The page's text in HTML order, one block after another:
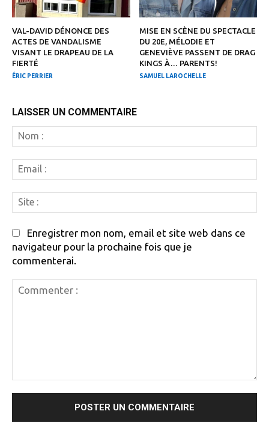
VAL-DAVID DÉNONCE DES
ACTES DE VANDALISME
VISANT LE DRAPEAU DE LA
FIERTÉ
ÉRIC PERRIER
MISE EN SCÈNE DU SPECTACLE
DU 20E, MÉLODIE ET
GENEVIÈVE PASSENT DE DRAG
KINGS À… PARENTS!
SAMUEL LAROCHELLE
LAISSER UN COMMENTAIRE
:
:
:
Enregistrer mon nom, email et site web dans ce
navigateur pour la prochaine fois que je
commenterai.